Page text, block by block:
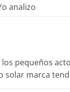
analizo
pequeños
solar marca